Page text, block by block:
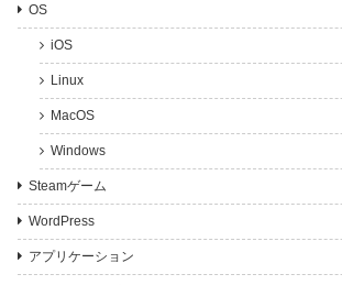
OS
iOS
Linux
MacOS
Windows
Steamゲーム
WordPress
アプリケーション